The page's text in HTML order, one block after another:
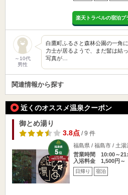
楽天トラベルの宿泊プ
～10代
男性
白鷹町ふるさと森林公園の一角
力士が居るようで、まだ髷は結
写真が…
関連情報から探す
近くのオススメ温泉クーポン
御とめ湯り
3.8点/ 9 件
福島県 / 福島市 / 土湯
営業時間 10:00～
入浴料金 1,500円～
日帰り 宿泊